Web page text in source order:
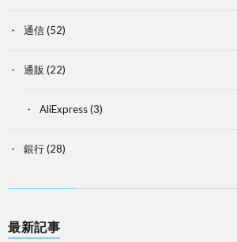
通信(52)
通販 (22)
AliExpress(3)
銀行(28)
最新記事